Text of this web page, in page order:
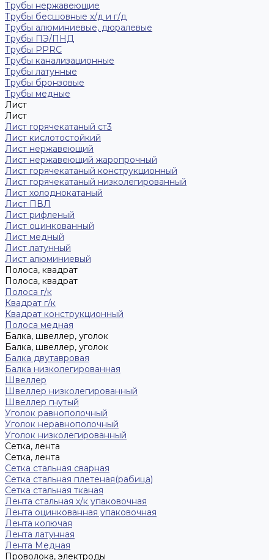
Трубы нержавеющие
Трубы бесшовные х/д и г/д
Трубы алюминиевые, дюралевые
Трубы ПЭ/ПНД
Трубы PPRC
Трубы канализационные
Трубы латунные
Трубы бронзовые
Трубы медные
Лист
Лист
Лист горячекатаный ст3
Лист кислотостойкий
Лист нержавеющий
Лист нержавеющий жаропрочный
Лист горячекатаный конструкционный
Лист горячекатаный низколегированный
Лист холоднокатаный
Лист ПВЛ
Лист рифленый
Лист оцинкованный
Лист медный
Лист латунный
Лист алюминиевый
Полоса, квадрат
Полоса, квадрат
Полоса г/к
Квадрат г/к
Квадрат конструкционный
Полоса медная
Балка, швеллер, уголок
Балка, швеллер, уголок
Балка двутавровая
Балка низколегированная
Швеллер
Швеллер низколегированный
Швеллер гнутый
Уголок равнополочный
Уголок неравнополочный
Уголок низколегированный
Сетка, лента
Сетка, лента
Сетка стальная сварная
Сетка стальная плетеная(рабица)
Сетка стальная тканая
Лента стальная х/к упаковочная
Лента оцинкованная упаковочная
Лента колючая
Лента латунная
Лента Медная
Проволока, электроды